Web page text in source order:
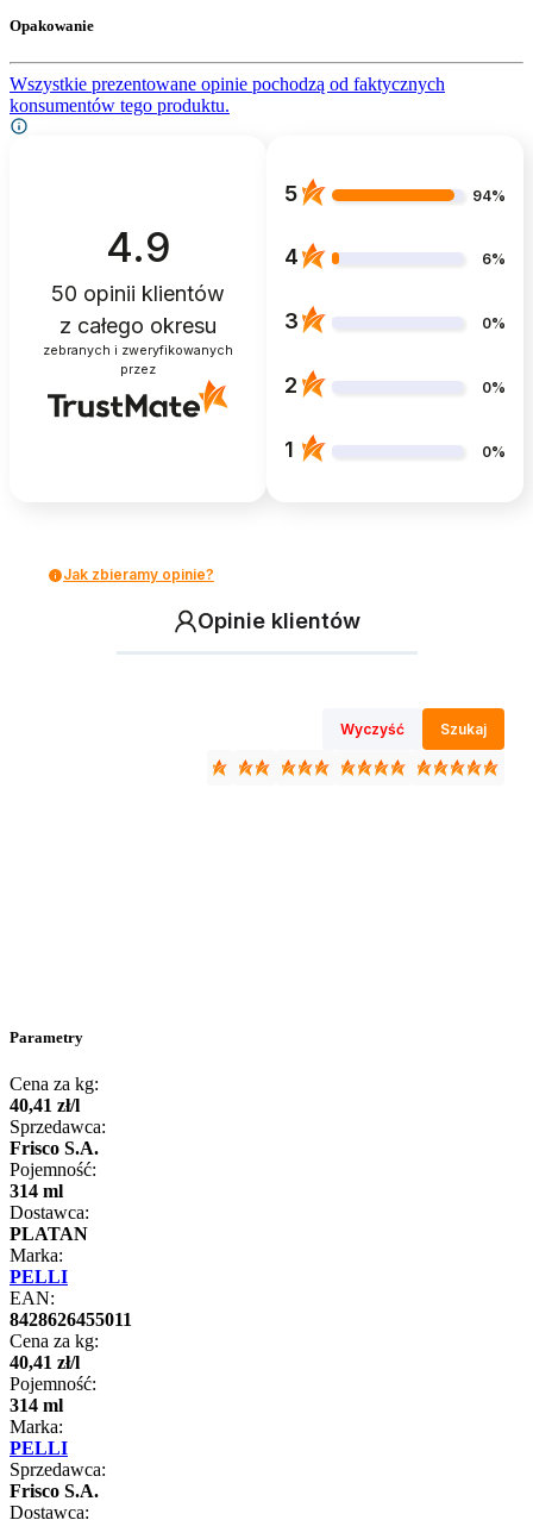
Opakowanie
Wszystkie prezentowane opinie pochodzą od faktycznych
konsumentów tego produktu.
4.9
50 opinii klientów
z całego okresu
zebranych i zweryfikowanych
przez
5 94%
4 6%
3 0%
2 0%
1 0%
Jak zbieramy opinie?
Opinie klientów
Wyczyść Szukaj
Parametry
Cena za kg:
40,41 zł/l
Sprzedawca:
Frisco S.A.
Pojemność:
314 ml
Dostawca:
PLATAN
Marka:
PELLI
EAN:
8428626455011
Cena za kg:
40,41 zł/l
Pojemność:
314 ml
Marka:
PELLI
Sprzedawca:
Frisco S.A.
Dostawca: